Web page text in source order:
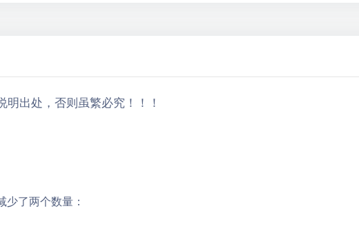
明出处，否则虽繁必究！！！
了两个数量：